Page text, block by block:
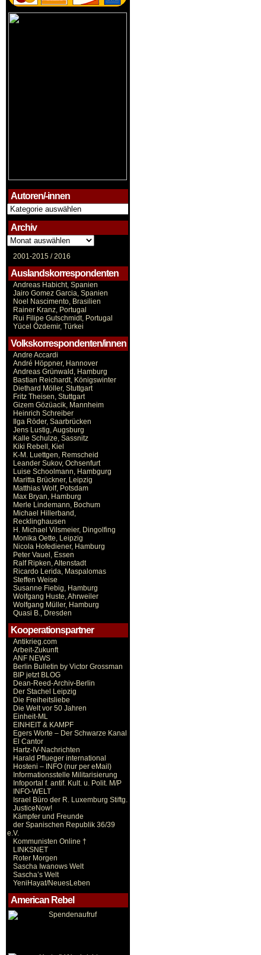
Autoren/-innen
Autoren/-
innen
Archiv
Archiv
2001-2015 /2016
Auslandskorrespondenten
Andreas Habicht, Spanien
Jairo Gomez Garcia, Spanien
Noel Nascimento, Brasilien
Rainer Kranz, Portugal
Rui Filipe Gutschmidt, Portugal
Yücel Özdemir, Türkei
Volkskorrespondenten/innen
Andre Accardi
André Höppner, Hannover
Andreas Grünwald, Hamburg
Bastian Reichardt, Königswinter
Diethard Möller, Stuttgart
Fritz Theisen, Stuttgart
Gizem Gözüacik, Mannheim
Heinrich Schreiber
Ilga Röder, Saarbrücken
Jens Lustig, Augsburg
Kalle Schulze, Sassnitz
Kiki Rebell, Kiel
K-M. Luettgen, Remscheid
Leander Sukov, Ochsenfurt
Luise Schoolmann, Hambgurg
Maritta Brückner, Leipzig
Matthias Wolf, Potsdam
Max Bryan, Hamburg
Merle Lindemann, Bochum
Michael Hillerband,
Recklinghausen
H. Michael Vilsmeier, Dingolfing
Monika Oette, Leipzig
Nicola Hofediener, Hamburg
Peter Vauel, Essen
Ralf Ripken, Altenstadt
Ricardo Lerida, Maspalomas
Steffen Weise
Susanne Fiebig, Hamburg
Wolfgang Huste, Ahrweiler
Wolfgang Müller, Hamburg
Quasi B., Dresden
Kooperationspartner
Antikrieg.com
Arbeit-Zukunft
ANF NEWS
Berlin Bulletin by Victor Grossman
BIP jetzt BLOG
Dean-Reed-Archiv-Berlin
Der Stachel Leipzig
Die Freiheitsliebe
Die Welt vor 50 Jahren
Einheit-ML
EINHEIT & KAMPF
Egers Worte – Der Schwarze Kanal
El Cantor
Hartz-IV-Nachrichten
Harald Pflueger international
Hosteni – INFO (nur per eMail)
Informationsstelle Militarisierung
Infoportal f. antif. Kult. u. Polit. M/P
INFO-WELT
Israel Büro der R. Luxemburg Stiftg.
JusticeNow!
Kämpfer und Freunde
der Spanischen Republik 36/39
e.V.
Kommunisten Online †
LINKSNET
Roter Morgen
Sascha Iwanows Welt
Sascha’s Welt
YeniHayat/NeuesLeben
American Rebel